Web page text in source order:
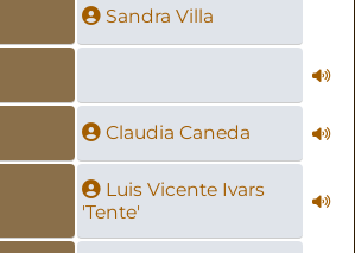
Sandra Villa
Claudia Caneda
Luis Vicente Ivars
'Tente'